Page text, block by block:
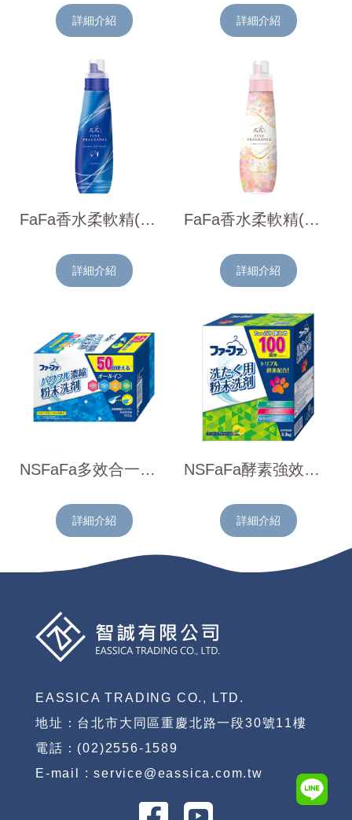
詳細介紹 詳細介紹
FaFa香水柔軟精(純淨麝香)570ml
詳細介紹
FaFa香水柔軟精(櫻花香)600ml
詳細介紹
NSFaFa多效合一強效洗衣粉(花香)500g
詳細介紹
NSFaFa酵素強效洗衣粉(薄荷檸檬香)3.3kg
詳細介紹
EASSICA TRADING CO., LTD.
地址：台北市大同區重慶北路一段30號11樓
電話：(02)2556-1589
E-mail : service@eassica.com.tw